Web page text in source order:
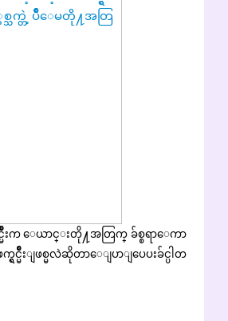
င္မ်ဳိးက ေယာင္းတို႔အတြက္ ခ်စ္စရာေကာ
က္ရွင္မ်ဳိးျဖစ္မလဲဆိုတာေျပာျပေပးခ်င္ပါတ